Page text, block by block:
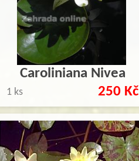
Caroliniana Nivea
1 ks 250 Kč